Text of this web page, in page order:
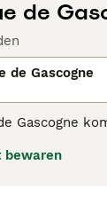
de
de Gascogne
Gascogne
Grand Bleu
bewaren